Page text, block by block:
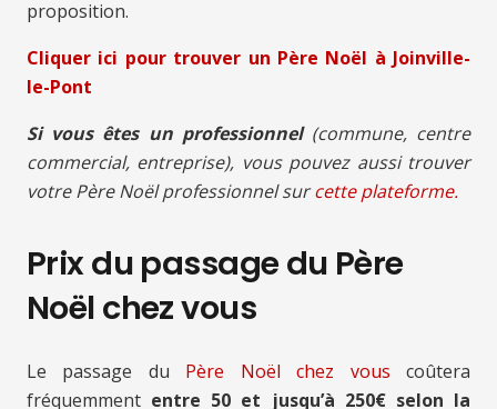
proposition.
Cliquer ici pour trouver un Père Noël à Joinville-
le-Pont
Si vous êtes un professionnel(commune, centre
commercial, entreprise), vous pouvez aussi trouver
votre Père Noël professionnel surcette plateforme.
Prix du passage du Père
Noël chez vous
Le passage du Père Noël chez vous coûtera
fréquemment entre 50 et jusqu’à 250€ selon la